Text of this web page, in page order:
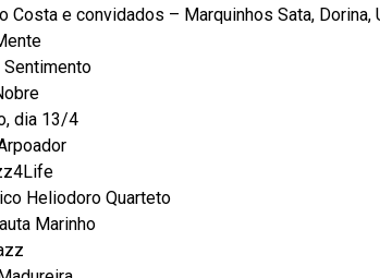
Costa e convidados – Marquinhos Sata,
dia 13/4
Heliodoro Quarteto
Marinho